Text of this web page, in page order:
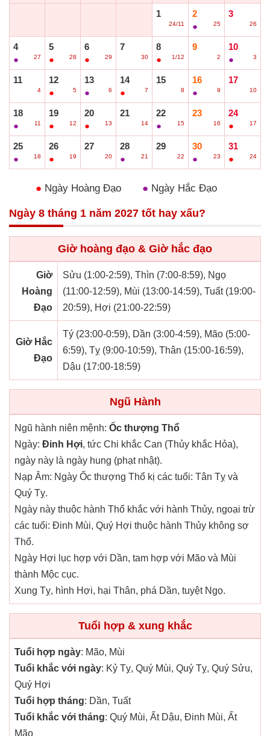
1
24/11
2
●
25
3
26
4
●
27
5
●
28
6
●
29
7
30
8
●
1/12
9
2
10
●
3
11
4
12
●
5
13
●
6
14
●
7
15
8
16
●
9
17
10
18
●
11
19
●
12
20
●
13
21
14
22
●
15
23
16
24
●
17
25
●
18
26
●
19
27
20
28
●
21
29
22
30
●
23
31
●
24
● Ngày Hoàng Đạo ● Ngày Hắc Đạo
Ngày 8 tháng 1 năm 2027 tốt hay xấu?
Giờ hoàng đạo & Giờ hắc đạo
Giờ
Hoàng
Đạo
Sửu (1:00-2:59), Thìn (7:00-8:59), Ngọ
(11:00-12:59), Mùi (13:00-14:59), Tuất (19:00-
20:59), Hợi (21:00-22:59)
Giờ Hắc
Đạo
Tý (23:00-0:59), Dần (3:00-4:59), Mão (5:00-
6:59), Tỵ (9:00-10:59), Thân (15:00-16:59),
Dậu (17:00-18:59)
Ngũ Hành
Ngũ hành niên mệnh: Ốc thượng Thổ
Ngày: Đinh Hợi, tức Chi khắc Can (Thủy khắc Hỏa),
ngày này là ngày hung (phạt nhật).
Nạp Âm: Ngày Ốc thượng Thổ kị các tuổi: Tân Tỵ và
Quý Tỵ.
Ngày này thuộc hành Thổ khắc với hành Thủy, ngoại trừ
các tuổi: Đinh Mùi, Quý Hợi thuộc hành Thủy không sợ
Thổ.
Ngày Hợi lục hợp với Dần, tam hợp với Mão và Mùi
thành Mộc cục.
Xung Tỵ, hình Hợi, hại Thân, phá Dần, tuyệt Ngọ.
Tuổi hợp & xung khắc
Tuổi hợp ngày: Mão, Mùi
Tuổi khắc với ngày: Kỷ Tỵ, Quý Mùi, Quý Tỵ, Quý Sửu,
Quý Hợi
Tuổi hợp tháng: Dần, Tuất
Tuổi khắc với tháng: Quý Mùi, Ất Dậu, Đinh Mùi, Ất
Mão